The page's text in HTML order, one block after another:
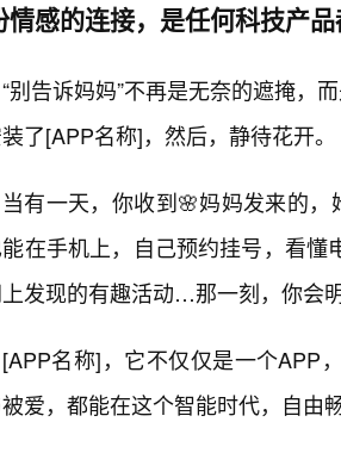
情感的连接，是任何科技产
“别告诉妈妈”不再是无奈的遮掩，
了[APP名称]，然后，静待花开。
当有一天，你收到🌸妈妈发来的
在手机上，自己预约挂号，看
发现的有趣活动…那一刻，你会
[APP名称]，它不仅仅是一个APP
爱，都能在这个智能时代，自由